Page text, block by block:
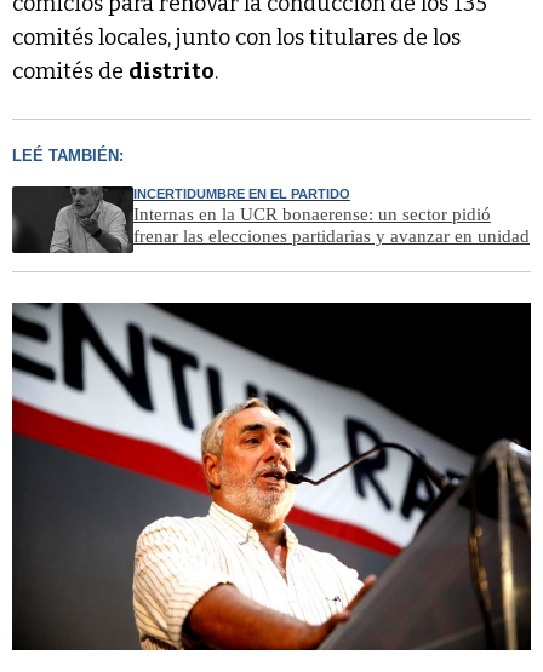
comités locales, junto con los titulares de los
comités de distrito.
LEÉ TAMBIÉN:
INCERTIDUMBRE EN EL PARTIDO
Internas en la UCR bonaerense: un sector pidió
frenar las elecciones partidarias y avanzar en unidad